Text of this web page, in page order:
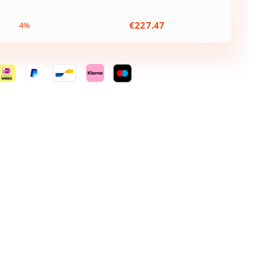
4% €227.47